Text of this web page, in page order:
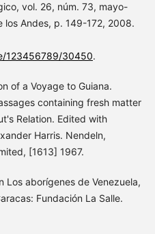
vol. 26, núm. 73, mayo-
los Andes, p. 149-172, 2008.
123456789/30450.
of a Voyage to Guiana.
containing fresh matter
Relation. Edited with
Harris. Nendeln,
[1613] 1967.
Los aborígenes de Venezuela,
Fundación La Salle.